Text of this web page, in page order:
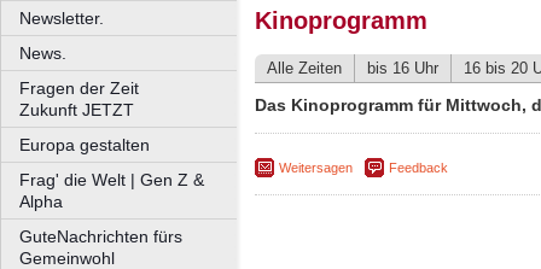
Newsletter.
News.
Fragen der Zeit
Zukunft JETZT
Europa gestalten
Frag' die Welt | Gen Z &
Alpha
GuteNachrichten fürs
Gemeinwohl
Kinoprogramm
Alle Zeiten bis 16 Uhr 16 bis 20
Das Kinoprogramm für Mittwoch,
Weitersagen Feedback